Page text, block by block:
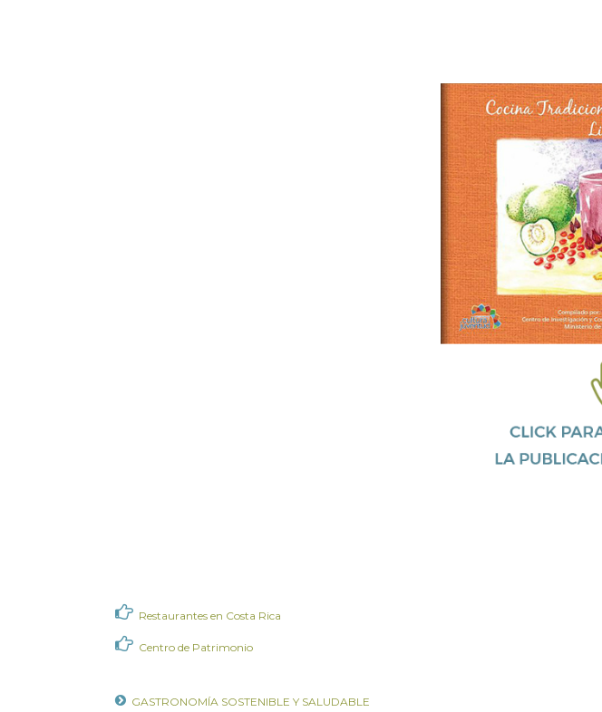
Restaurantes en Costa Rica
Centro de Patrimonio
GASTRONOMÍA SOSTENIBLE Y SALUDABLE